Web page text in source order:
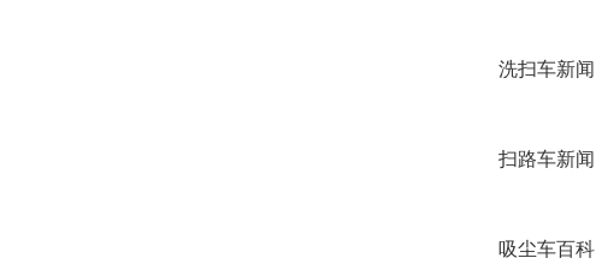
洗扫车新闻
扫路车新闻
吸尘车百科